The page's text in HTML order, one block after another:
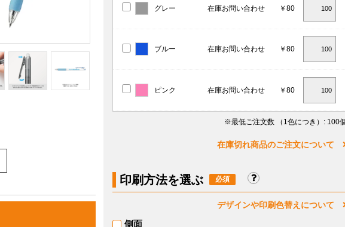
グレー 在庫お問い合わせ ￥80
ブルー 在庫お問い合わせ ￥80
ピンク 在庫お問い合わせ ￥80
※最低ご注文数 （1色につき） : 100
在庫切れ商品のご注文について
印刷方法を選ぶ
デザインや印刷色替えについて
側面